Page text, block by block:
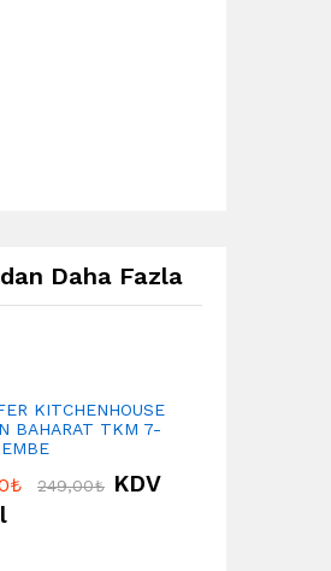
Daha Fazla
KITCHENHOUSE
BAHARAT TKM 7-
₺ 249,00₺ KDV